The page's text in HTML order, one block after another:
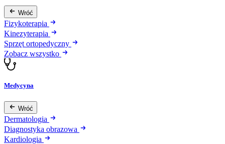
Wróć
Fizykoterapia
Kinezyterapia
Sprzęt ortopedyczny
Zobacz wszystko
Medycyna
Wróć
Dermatologia
Diagnostyka obrazowa
Kardiologia